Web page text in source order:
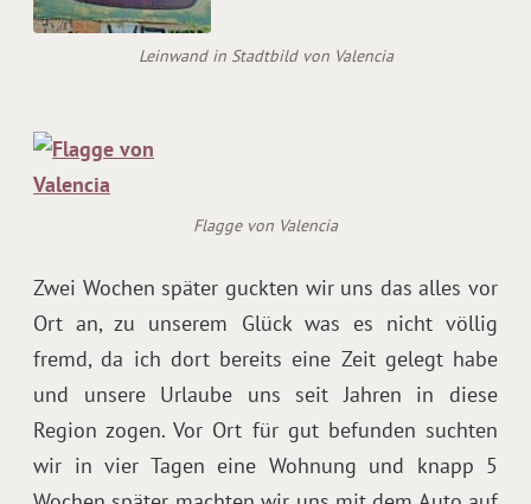
Leinwand in Stadtbild von Valencia
Flagge von Valencia
Zwei Wochen später guckten wir uns das alles vor
Ort an, zu unserem Glück was es nicht völlig
fremd, da ich dort bereits eine Zeit gelegt habe
und unsere Urlaube uns seit Jahren in diese
Region zogen. Vor Ort für gut befunden suchten
wir in vier Tagen eine Wohnung und knapp 5